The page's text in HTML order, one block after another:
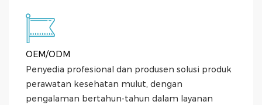
OEM/ODM
Penyedia profesional dan produsen solusi produk
perawatan kesehatan mulut, dengan
pengalaman bertahun-tahun dalam layanan